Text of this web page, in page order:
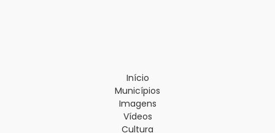
Início
Municípios
Imagens
Vídeos
Cultura